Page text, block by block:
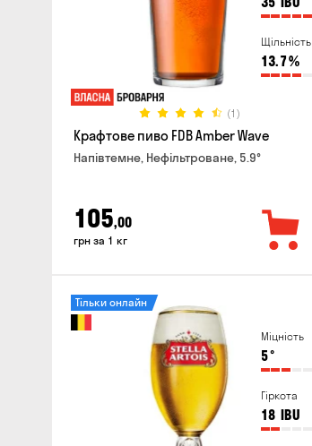
Щільність
13.7%
(1)
Крафтове пиво FDB Amber Wave
Напівтемне, Нефільтроване, 5.9°
105,00
грн за 1 кг
Міцність
5°
Гіркота
18 IBU
Тільки онлайн